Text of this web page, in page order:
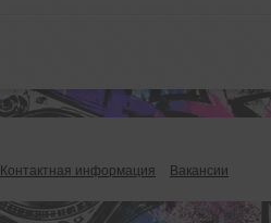
Контактная информация Вакансии